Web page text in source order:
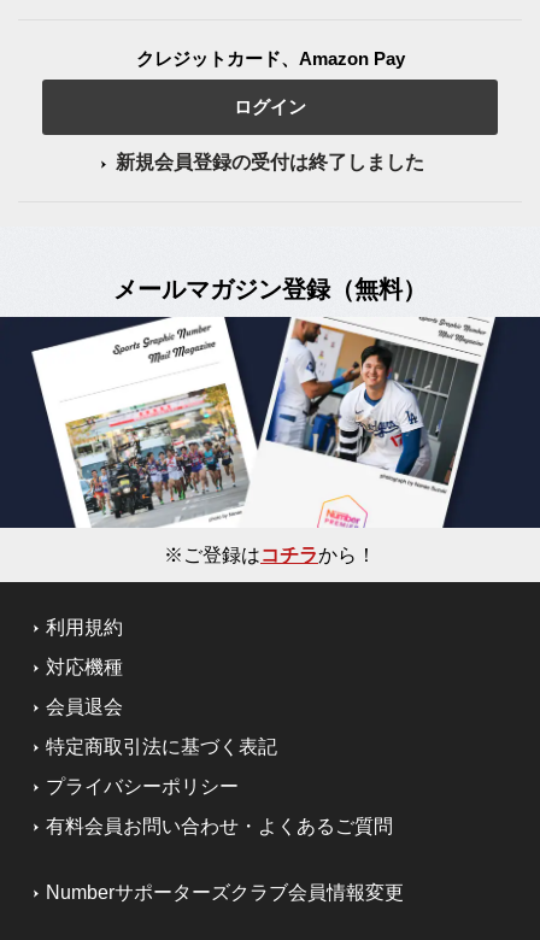
クレジットカード、Amazon Pay
ログイン
新規会員登録の受付は終了しました
メールマガジン登録（無料）
※ご登録はコチラから！
利用規約
対応機種
会員退会
特定商取引法に基づく表記
プライバシーポリシー
有料会員お問い合わせ・よくあるご質問
Numberサポーターズクラブ会員情報変更